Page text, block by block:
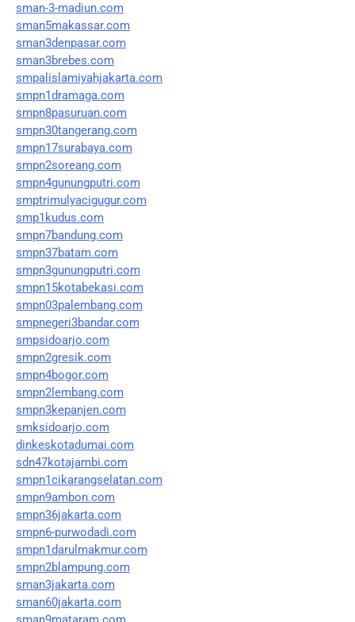
sman-3-madiun.com
sman5makassar.com
sman3denpasar.com
sman3brebes.com
smpalislamiyahjakarta.com
smpn1dramaga.com
smpn8pasuruan.com
smpn30tangerang.com
smpn17surabaya.com
smpn2soreang.com
smpn4gunungputri.com
smptrimulyacigugur.com
smp1kudus.com
smpn7bandung.com
smpn37batam.com
smpn3gunungputri.com
smpn15kotabekasi.com
smpn03palembang.com
smpnegeri3bandar.com
smpsidoarjo.com
smpn2gresik.com
smpn4bogor.com
smpn2lembang.com
smpn3kepanjen.com
smksidoarjo.com
dinkeskotadumai.com
sdn47kotajambi.com
smpn1cikarangselatan.com
smpn9ambon.com
smpn36jakarta.com
smpn6-purwodadi.com
smpn1darulmakmur.com
smpn2blampung.com
sman3jakarta.com
sman60jakarta.com